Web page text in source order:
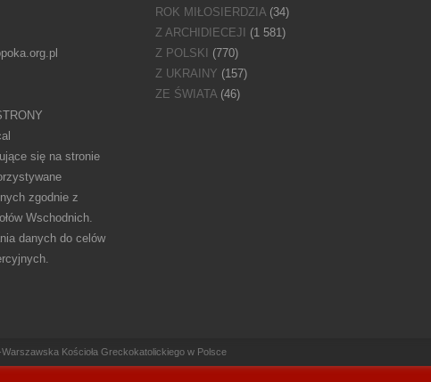
się na stronie
zgodnie z
Wschodnich.
danych do celów
ROK MIŁOSIERDZIA(34)
Z ARCHIDIECEJI
(1 581)
Z POLSKI
(770)
Z UKRAINY (157)
ZE ŚWIATA(46)
Kościoła Greckokatolickiego w Polsce